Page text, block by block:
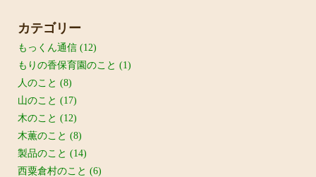
カテゴリー
もっくん通信 (12)
もりの香保育園のこと (1)
人のこと (8)
山のこと (17)
木のこと (12)
木薫のこと (8)
製品のこと (14)
西粟倉村のこと (6)